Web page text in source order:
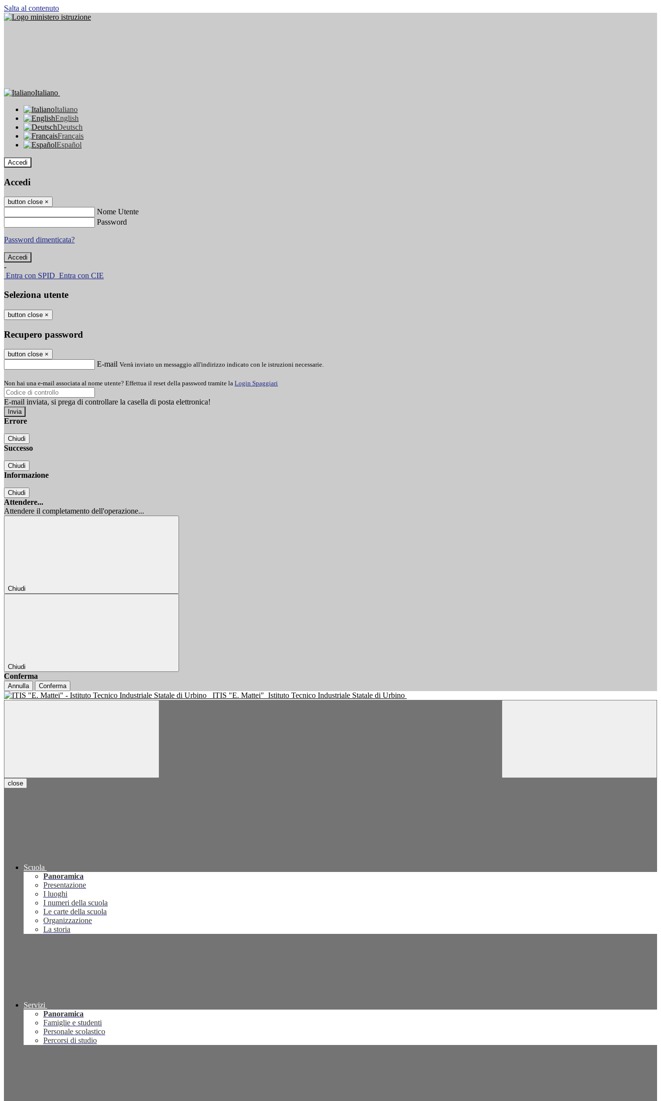
Salta al contenuto
Italiano
Italiano
English
Deutsch
Français
Español
Accedi
Accedi
button close ×
Nome Utente
Password
Password dimenticata?
-
Entra con SPID Entra con CIE
Seleziona utente
button close ×
Recupero password
button close ×
E-mail Verrà inviato un messaggio all'indirizzo indicato con le istruzioni necessarie.
Non hai una e-mail associata al nome utente? Effettua il reset della password tramite la Login Spaggiari
E-mail inviata, si prega di controllare la casella di posta elettronica!
Errore
Chiudi
Successo
Chiudi
Informazione
Chiudi
Attendere...
Attendere il completamento dell'operazione...
Chiudi
Chiudi
Conferma
Annulla Conferma
ITIS "E. Mattei" Istituto Tecnico Industriale Statale di Urbino
close
Scuola
Panoramica
Presentazione
I luoghi
I numeri della scuola
Le carte della scuola
Organizzazione
La storia
Servizi
Panoramica
Famiglie e studenti
Personale scolastico
Percorsi di studio